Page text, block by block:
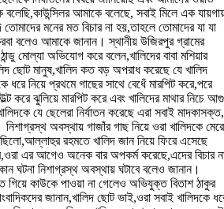
বলেছি,কাউন্সিলর আমাকে বলেছে, সবাই মিলে এক
তোমাদের মনের মত বিচার না হয়,তাহলে তোমাদের যা যা
বলেও আমাকে জানান। স্থানীয় উজিরপুর গ্রামের
মোল্যা অভিযোগ করে বলেন,খালিদের বাবা মশিয়ার
ছোট মানুষ,খালিদ কত বড় অপরাধ করেছে যে খালিদ
নিয়ে প্রথমে গাছের সাথে বেধেঁ মারপিট করে,পরে
করে ঝুলিয়ে মারপিট করে এবং খালিদের মাথার নিচে
যে ছেলেরা নির্যাতন করেছে এরা সবাই মাদকাসক্ত,
অবস্থায় গাজাঁর গাছ নিয়ে ওরা খালিদকে মেরে
রহমতে খালিদ জান নিয়ে ফিরে এসেছে
এর আগেও অনেক বার অপকর্ম করেছে,এদের বিচার
ঘটনা নিশাগ্রস্থ অবস্থায় ঘটাবে বলেও জানান।
গিয়ে কাউকে পাওয়া না গেলেও অভিযুক্ত বিতাশ ঠাকুর
জানান,খালিদ ছোট ভাই,ওরা সবাই খালিদকে